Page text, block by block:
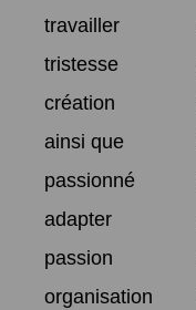
travailler
tristesse
création
ainsi que
passionné
adapter
passion
organisation